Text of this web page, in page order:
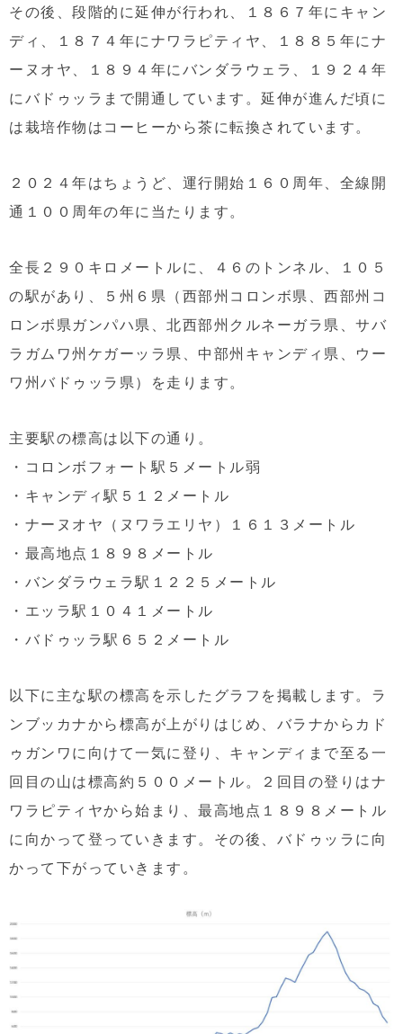
その後、段階的に延伸が行われ、１８６７年にキャン
ディ、１８７４年にナワラピティヤ、１８８５年にナ
ーヌオヤ、１８９４年にバンダラウェラ、１９２４年
にバドゥッラまで開通しています。延伸が進んだ頃に
は栽培作物はコーヒーから茶に転換されています。
２０２４年はちょうど、運行開始１６０周年、全線開
通１００周年の年に当たります。
全長２９０キロメートルに、４６のトンネル、１０５
の駅があり、５州６県（西部州コロンボ県、西部州コ
ロンボ県ガンパハ県、北西部州クルネーガラ県、サバ
ラガムワ州ケガーッラ県、中部州キャンディ県、ウー
ワ州バドゥッラ県）を走ります。
主要駅の標高は以下の通り。
・コロンボフォート駅５メートル弱
・キャンディ駅５１２メートル
・ナーヌオヤ（ヌワラエリヤ）１６１３メートル
・最高地点１８９８メートル
・バンダラウェラ駅１２２５メートル
・エッラ駅１０４１メートル
・バドゥッラ駅６５２メートル
以下に主な駅の標高を示したグラフを掲載します。ラ
ンブッカナから標高が上がりはじめ、バラナからカド
ゥガンワに向けて一気に登り、キャンディまで至る一
回目の山は標高約５００メートル。２回目の登りはナ
ワラピティヤから始まり、最高地点１８９８メートル
に向かって登っていきます。その後、バドゥッラに向
かって下がっていきます。